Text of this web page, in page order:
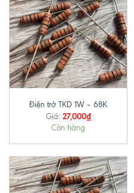
Điện trở TKD 1W – 68K
Giá: 27,000₫
Còn hàng